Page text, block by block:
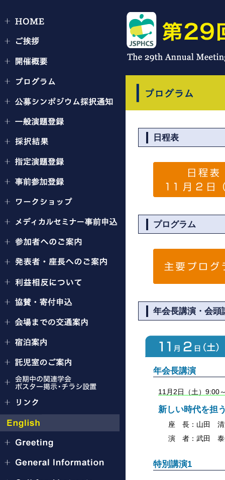
日程表
プログラム
年会長講演・会頭
年会長講演
11月2日（土）9:00
新しい時代を担
座 長： 山田 清
演 者： 武田 泰
特別講演1